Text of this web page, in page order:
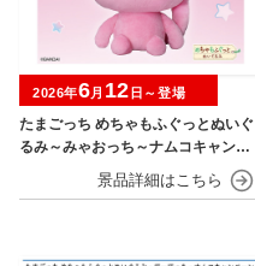
たまごっち めちゃもふぐっとぬいぐ
るみ～みゃおっち～ナムコキャンペ
2026年6月 12 日～登場